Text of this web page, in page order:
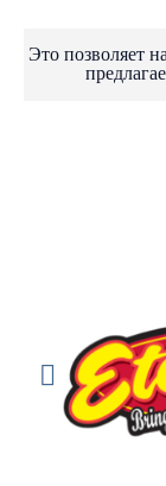
Это позволяет